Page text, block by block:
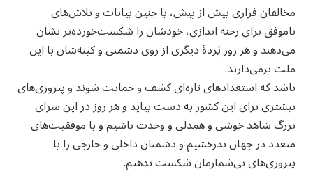
مخالفان فراری بیش از پیش، با چنین بیانات و تلاش‌های
ناموفق برای رخنه اندازی، خودشان را شکست‌خورده‌تر نشان
می‌دهند و هر روز پَردۀ دیگری از روی دشمنی و کینه‌شان با این
ملت برمی‌دارند.
باشد که استعدادهای تازه‌ای کشف و حمایت شوند و پیروزی‌های
بیشتری برای این کشور به دست بیاید و هر روز در این سرای
بزرگ شاهد خوشی و همدلی و وحدت باشیم و با موفقیت‌های
متعدد در جهان بدرخشیم و دشمنان داخلی و خارجی را با
پیروزی‌های بی‌شمارمان شکست بدهیم.